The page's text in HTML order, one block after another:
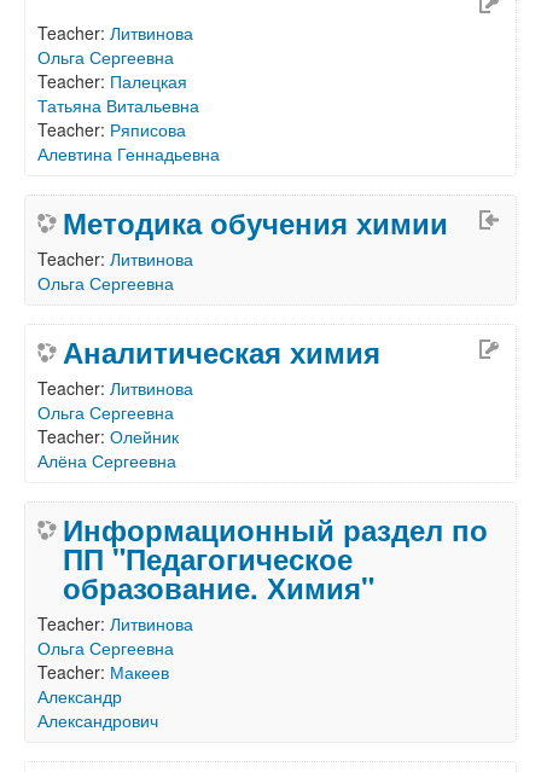
Teacher: Литвинова
Ольга Сергеевна
Teacher: Палецкая
Татьяна Витальевна
Teacher: Ряписова
Алевтина Геннадьевна
Методика обучения химии
Teacher: Литвинова
Ольга Сергеевна
Аналитическая химия
Teacher: Литвинова
Ольга Сергеевна
Teacher: Олейник
Алёна Сергеевна
Информационный раздел по
ПП "Педагогическое
образование. Химия"
Teacher: Литвинова
Ольга Сергеевна
Teacher: Макеев
Александр
Александрович